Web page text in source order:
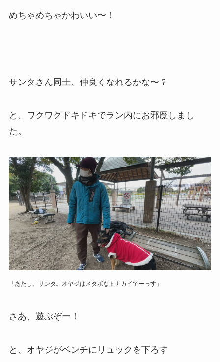
めちゃめちゃかわいい〜！
サンタさん同士、仲良くなれるかな〜？
と、ワクワクドキドキでラン内にお邪魔しまし
た。
「あたし、サンタ。オヤジはメタボなトナカイでーっす」
さあ、遊ぶぞー！
と、オヤジがベンチにリュックを下ろす